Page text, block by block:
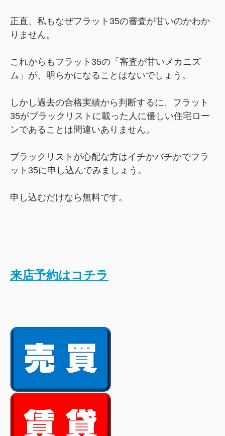
正直、私もなぜフラット35の審査が甘いのかわか
りません。
これからもフラット35の「審査が甘いメカニズ
ム」が、明らかになることはないでしょう。
しかし過去の合格実績から判断するに、フラット
35がブラックリストに載った人に優しい住宅ロー
ンであることは間違いありません。
ブラックリストが心配な方はイチかバチかでフラ
ット35に申し込んでみましょう。
申し込むだけなら無料です。
来店予約はコチラ